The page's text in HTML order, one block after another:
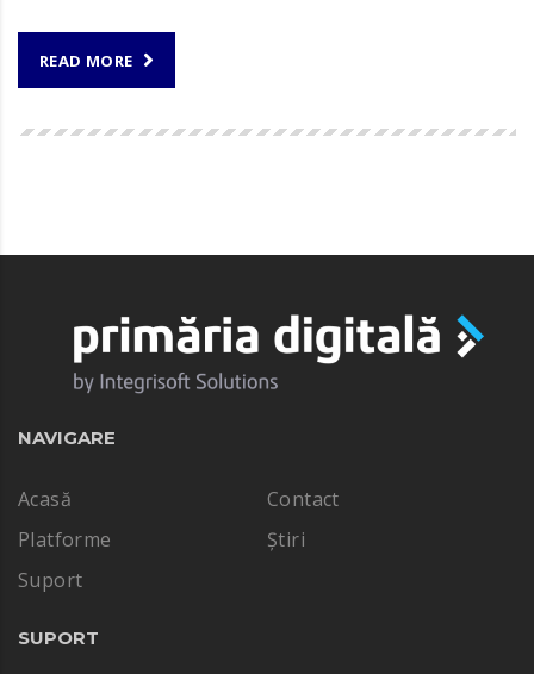
READ MORE
NAVIGARE
Acasă
Contact
Platforme
Știri
Suport
SUPORT